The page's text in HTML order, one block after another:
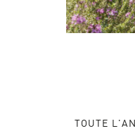
TOUTE